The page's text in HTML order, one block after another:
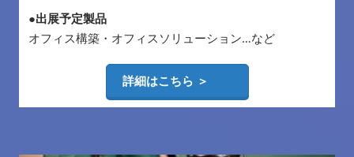
●出展予定製品
オフィス構築・オフィスソリューション…など
詳細はこちら ＞